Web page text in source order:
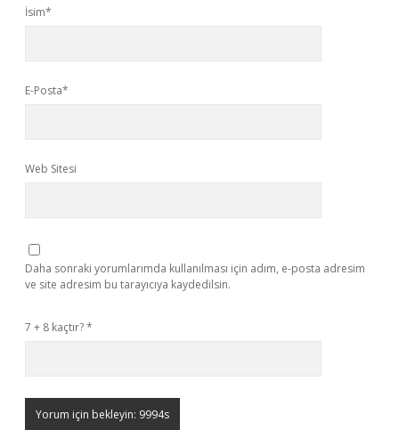
İsim*
E-Posta*
Web Sitesi
Daha sonraki yorumlarımda kullanılması için adım, e-posta adresim
ve site adresim bu tarayıcıya kaydedilsin.
7 + 8 kaçtır?*